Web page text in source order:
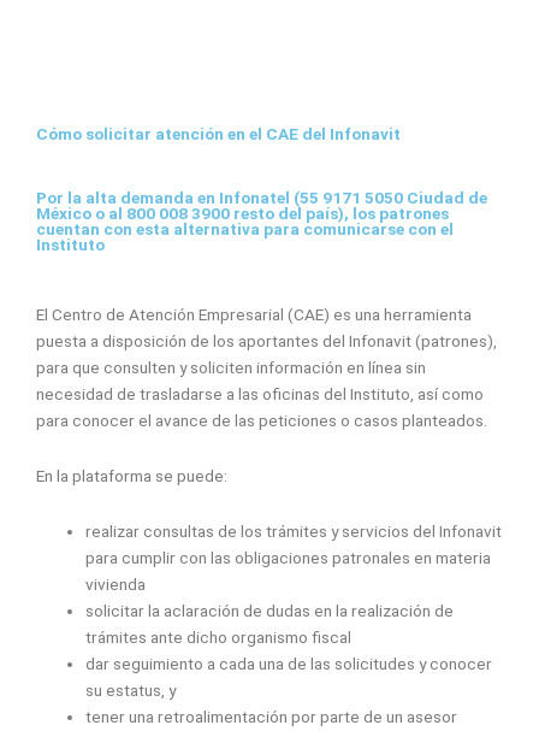
Cómo solicitar atención en el CAE del Infonavit
Por la alta demanda en Infonatel (55 9171 5050 Ciudad de
México o al 800 008 3900 resto del país), los patrones
cuentan con esta alternativa para comunicarse con el
Instituto
El Centro de Atención Empresarial (CAE) es una herramienta
puesta a disposición de los aportantes del Infonavit (patrones),
para que consulten y soliciten información en línea sin
necesidad de trasladarse a las oficinas del Instituto, así como
para conocer el avance de las peticiones o casos planteados.
En la plataforma se puede:
realizar consultas de los trámites y servicios del Infonavit
para cumplir con las obligaciones patronales en materia
vivienda
solicitar la aclaración de dudas en la realización de
trámites ante dicho organismo fiscal
dar seguimiento a cada una de las solicitudes y conocer
su estatus, y
tener una retroalimentación por parte de un asesor